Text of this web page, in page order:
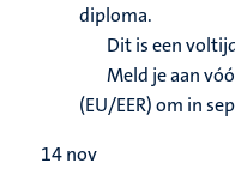
diploma.
Dit is een
Meld je aan
(EU/EER) om in
14nov